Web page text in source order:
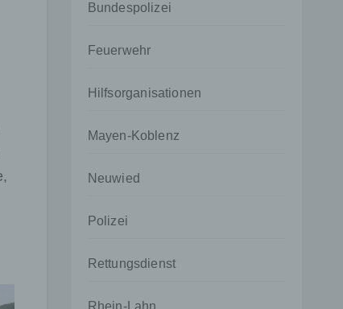
Bundespolizei
Feuerwehr
Hilfsorganisationen
Mayen-Koblenz
Neuwied
Polizei
Rettungsdienst
Rhein-Lahn